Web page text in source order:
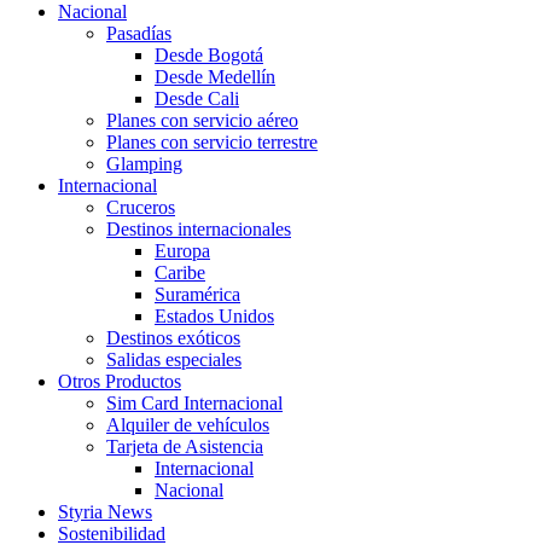
Nacional
Pasadías
Desde Bogotá
Desde Medellín
Desde Cali
Planes con servicio aéreo
Planes con servicio terrestre
Glamping
Internacional
Cruceros
Destinos internacionales
Europa
Caribe
Suramérica
Estados Unidos
Destinos exóticos
Salidas especiales
Otros Productos
Sim Card Internacional
Alquiler de vehículos
Tarjeta de Asistencia
Internacional
Nacional
Styria News
Sostenibilidad